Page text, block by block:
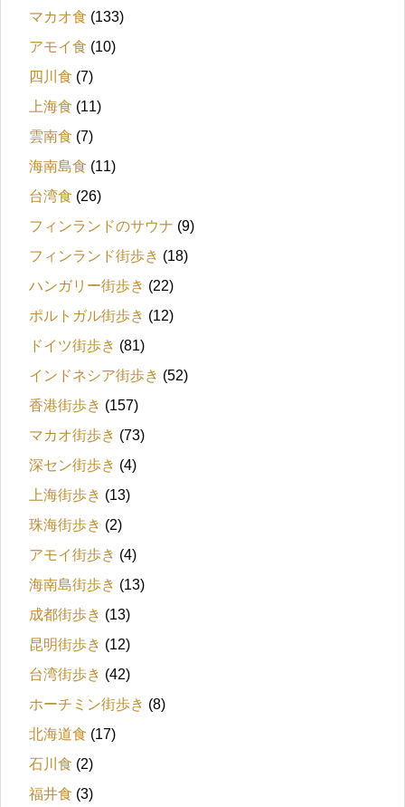
マカオ食 (133)
アモイ食 (10)
四川食 (7)
上海食 (11)
雲南食 (7)
海南島食 (11)
台湾食 (26)
フィンランドのサウナ (9)
フィンランド街歩き (18)
ハンガリー街歩き (22)
ポルトガル街歩き (12)
ドイツ街歩き (81)
インドネシア街歩き (52)
香港街歩き (157)
マカオ街歩き (73)
深セン街歩き (4)
上海街歩き (13)
珠海街歩き (2)
アモイ街歩き (4)
海南島街歩き (13)
成都街歩き (13)
昆明街歩き (12)
台湾街歩き (42)
ホーチミン街歩き (8)
北海道食 (17)
石川食 (2)
福井食 (3)